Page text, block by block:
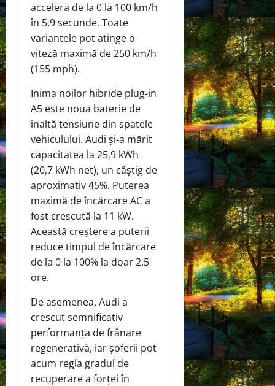
accelera de la 0 la 100 km/h
în 5,9 secunde. Toate
variantele pot atinge o
viteză maximă de 250 km/h
(155 mph).
Inima noilor hibride plug-in
A5 este noua baterie de
înaltă tensiune din spatele
vehiculului. Audi și-a mărit
capacitatea la 25,9 kWh
(20,7 kWh net), un câștig de
aproximativ 45%. Puterea
maximă de încărcare AC a
fost crescută la 11 kW.
Această creștere a puterii
reduce timpul de încărcare
de la 0 la 100% la doar 2,5
ore.
De asemenea, Audi a
crescut semnificativ
performanța de frânare
regenerativă, iar șoferii pot
acum regla gradul de
recuperare a forței în